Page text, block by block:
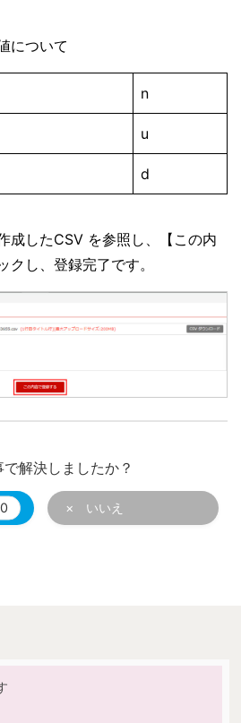
について
n
u
d
成したCSV を参照し、【この内
し、登録完了です。
で解決しましたか？
0 × いいえ